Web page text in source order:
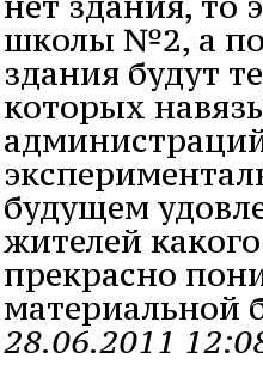
школы №2, а по
здания будут
которых
будущем
жителей
прекрасно
материальной
28.06.2011